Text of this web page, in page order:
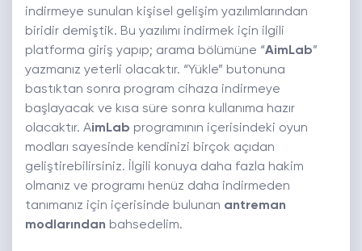
indirmeye sunulan kişisel gelişim yazılımlarından
biridir demiştik. Bu yazılımı indirmek için ilgili
platforma giriş yapıp; arama bölümüne “AimLab”
yazmanız yeterli olacaktır. “Yükle” butonuna
bastıktan sonra program cihaza indirmeye
başlayacak ve kısa süre sonra kullanıma hazır
olacaktır. AimLab programının içerisindeki oyun
modları sayesinde kendinizi birçok açıdan
geliştirebilirsiniz. İlgili konuya daha fazla hakim
olmanız ve programı henüz daha indirmeden
tanımanız için içerisinde bulunan antreman
modlarından bahsedelim.